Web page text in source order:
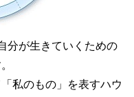
分が生きていくための
私のもの」を表すハウ